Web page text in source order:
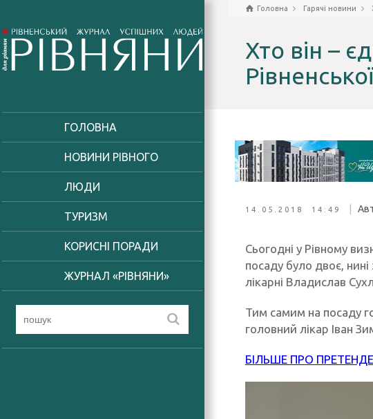
ГОЛОВНА
НОВИНИ РІВНОГО
ЛЮДИ
ТУРИЗМ
КОРИСНІ ПОРАДИ
ЖУРНАЛ «РІВНЯНИ»
Головна Гарячі новини
Хто він –
14.05.2018 14:49
Сьогодні у Рівному
посаду було двоє,
лікарні Владислав
Тим самим на посаду
головний лікар Іван
БІЛЬШЕ ПРО